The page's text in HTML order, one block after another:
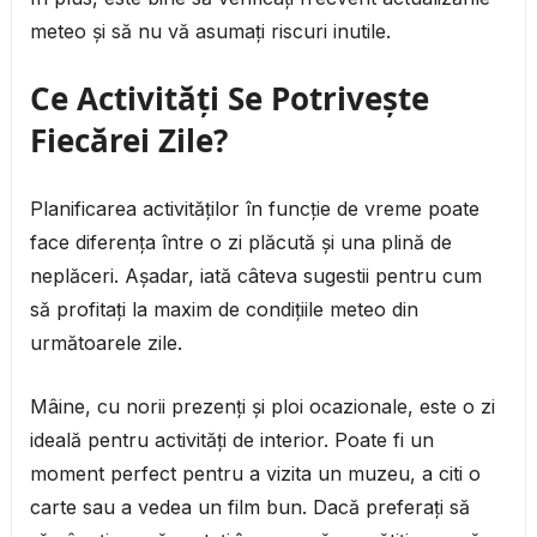
meteo și să nu vă asumați riscuri inutile.
Ce Activități Se Potrivește
Fiecărei Zile?
Planificarea activităților în funcție de vreme poate
face diferența între o zi plăcută și una plină de
neplăceri. Așadar, iată câteva sugestii pentru cum
să profitați la maxim de condițiile meteo din
următoarele zile.
Mâine, cu norii prezenți și ploi ocazionale, este o zi
ideală pentru activități de interior. Poate fi un
moment perfect pentru a vizita un muzeu, a citi o
carte sau a vedea un film bun. Dacă preferați să